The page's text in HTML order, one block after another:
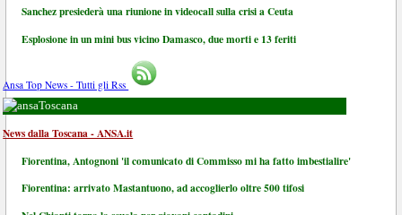
Sanchez presiederà una riunione in videocall sulla crisi a Ceuta
Esplosione in un mini bus vicino Damasco, due morti e 13 feriti
Ansa Top News - Tutti gli Rss
Toscana
News dalla Toscana - ANSA.it
Fiorentina, Antognoni 'il comunicato di Commisso mi ha fatto imbestialire'
Fiorentina: arrivato Mastantuono, ad accoglierlo oltre 500 tifosi